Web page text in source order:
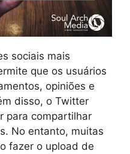
sociais mais
que os usuários
opiniões e
disso, o Twitter
para compartilhar
No entanto, muitas
fazer o upload de